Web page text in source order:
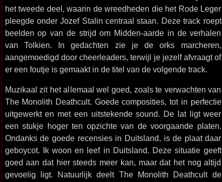
het tweede deel, waarin de wreedheden die het Rode Leger
pleegde onder Jozef Stalin centraal staan. Deze track roept
beelden op van de strijd om Midden-aarde in de verhalen
van Tolkien. In gedachten zie je de orks marcheren,
aangemoedigd door cheerleaders, terwijl je jezelf afvraagt of
er een foutje is gemaakt in de titel van de volgende track.
Muzikaal zit het allemaal wel goed, zoals te verwachten van
The Monolith Deathcult. Goede composities, tot in perfectie
uitgewerkt en met een uitstekende sound. De lat ligt weer
een stukje hoger ten opzichte van de voorgaande platen.
Ondanks de goede recensies in Duitsland, is de plaat daar
geboycot. Ik woon en leef in Duitsland. Deze situatie geeft
goed aan dat hier steeds meer kan, maar dat het nog altijd
gevoelig ligt. Natuurlijk deelt The Monolith Deathcult de